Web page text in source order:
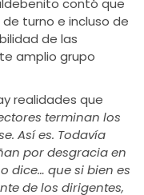
contó que
turno e incluso de
de las
amplio grupo
realidades que
terminan los
Así es. Todavía
por desgracia en
dice… que si bien es
de los dirigentes,